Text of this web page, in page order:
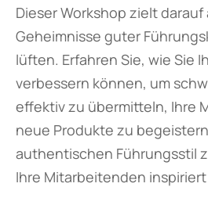
Dieser Workshop zielt darauf
Geheimnisse guter
lüften. Erfahren Sie, wie Sie
verbessern können, um
effektiv zu übermitteln, Ihre
neue Produkte zu
authentischen Führungsstil
Ihre Mitarbeitenden